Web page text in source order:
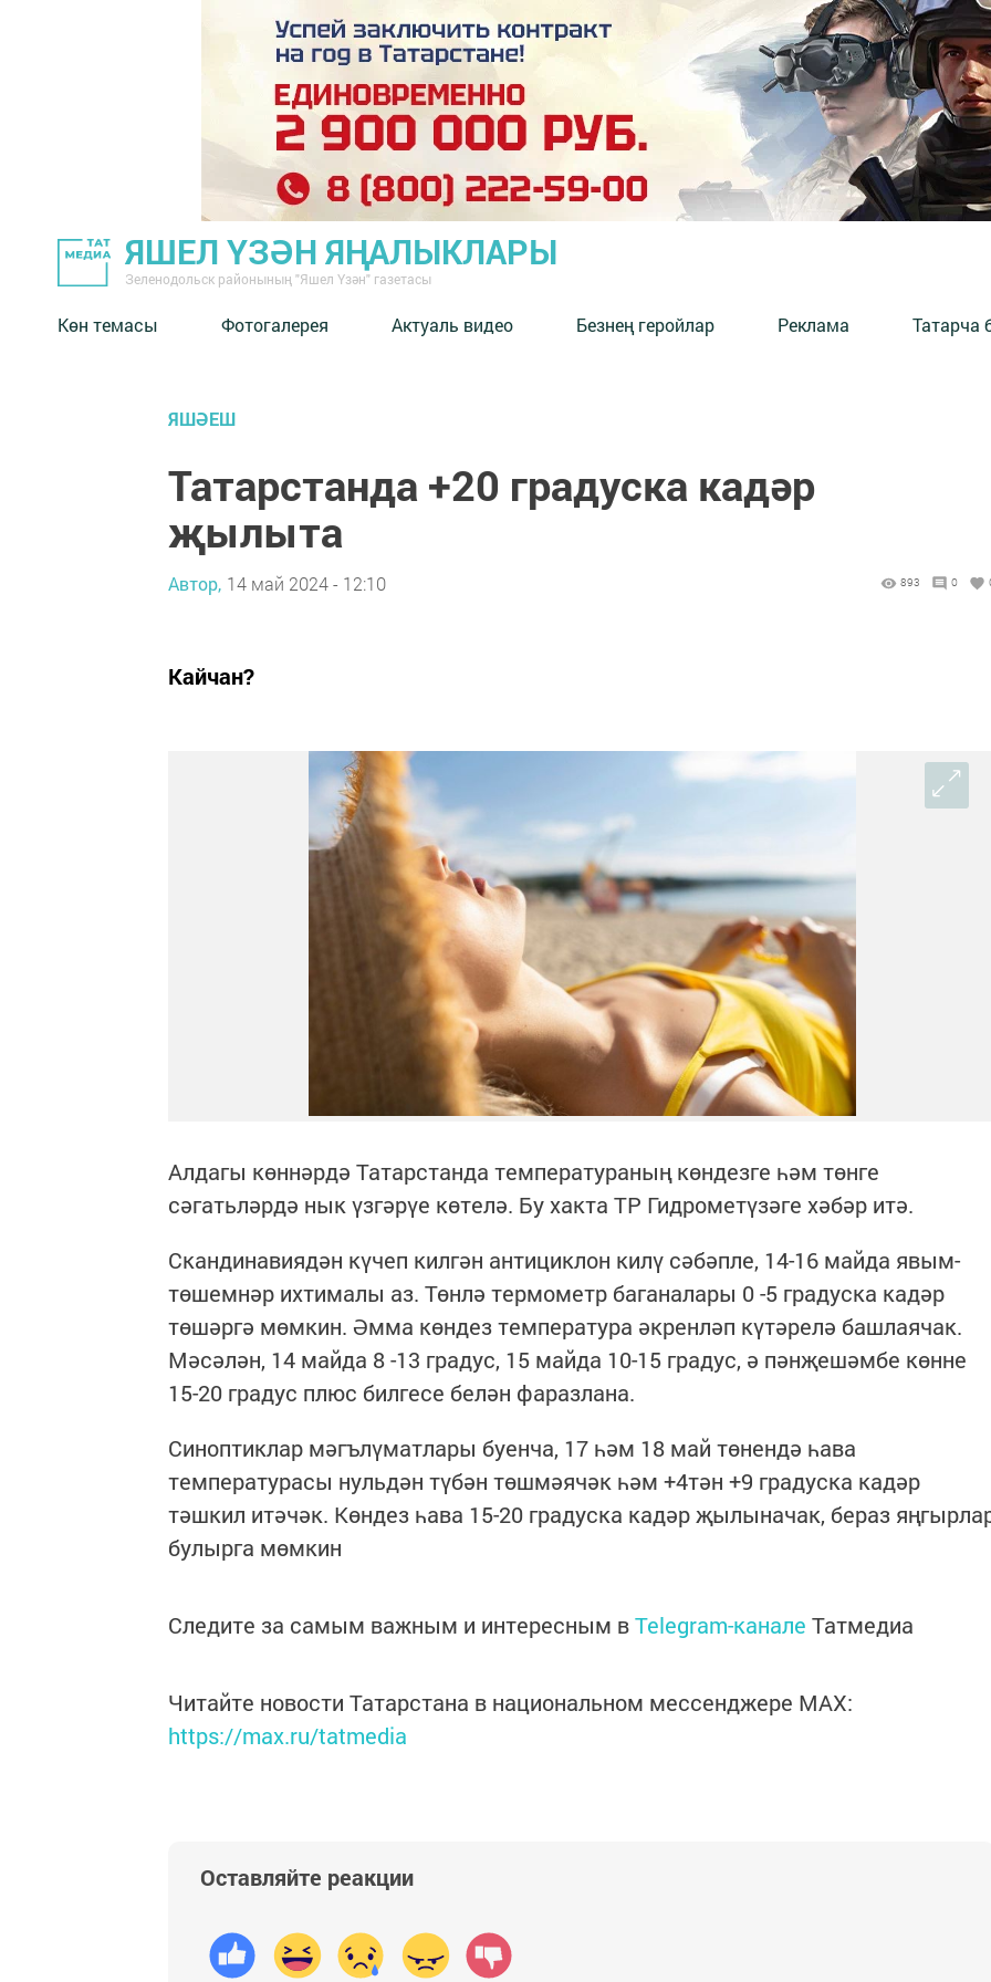
ЯШЕЛ ҮЗӘН ЯҢАЛЫКЛАРЫ
Зеленодольск районының "Яшел Үзән" газетасы
Көн темасы Фотогалерея Актуаль видео Безнең геройлар Реклама Татарча
ЯШӘЕШ
Татарстанда +20 градуска кадәр
җылыта
Автор, 14 май 2024 - 12:10 893 0
Кайчан?
Алдагы көннәрдә Татарстанда температураның көндезге һәм төнге
сәгатьләрдә нык үзгәрүе көтелә. Бу хакта ТР Гидрометүзәге хәбәр итә.
Скандинавиядән күчеп килгән антициклон килү сәбәпле, 14-16 майда явым-
төшемнәр ихтималы аз. Төнлә термометр баганалары 0 -5 градуска кадәр
төшәргә мөмкин. Әмма көндез температура әкренләп күтәрелә башлаячак.
Мәсәлән, 14 майда 8 -13 градус, 15 майда 10-15 градус, ә пәнҗешәмбе көнне
15-20 градус плюс билгесе белән фаразлана.
Синоптиклар мәгълүматлары буенча, 17 һәм 18 май төнендә һава
температурасы нульдән түбән төшмәячәк һәм +4тән +9 градуска кадәр
тәшкил итәчәк. Көндез һава 15-20 градуска кадәр җылыначак, бераз
булырга мөмкин
Следите за самым важным и интересным вTelegram-канале Татмедиа
Читайте новости Татарстана в национальном мессенджере MАХ:
https://max.ru/tatmedia
Оставляйте реакции